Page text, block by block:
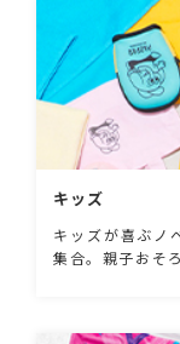
キッズ
キッズが喜ぶノ
集合。親子おそ